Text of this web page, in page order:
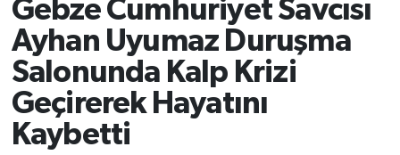
Gebze Cumhuriyet Savcısı
Ayhan Uyumaz Duruşma
Salonunda Kalp Krizi
Geçirerek Hayatını
Kaybetti
Son Dakika Haberleri
Haber Arşivi